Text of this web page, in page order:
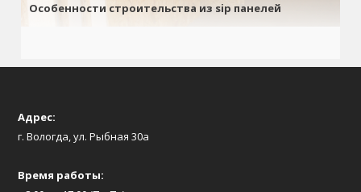
Особенности строительства из sip панелей
Адрес:
г. Вологда, ул. Рыбная 30а
Время работы: